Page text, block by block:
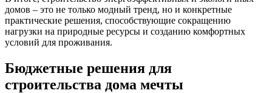
домов – это не только модный тренд, но и конкретные
практические решения, способствующие сокращению
нагрузки на природные ресурсы и созданию комфортных
условий для проживания.
Бюджетные решения для
строительства дома мечты